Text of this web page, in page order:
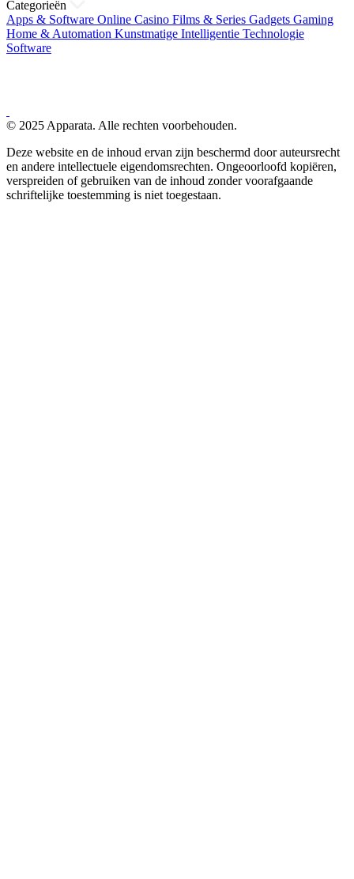
Categorieën
Apps & Software Online Casino Films & Series Gadgets Gaming
Home & Automation Kunstmatige Intelligentie Technologie
Software
© 2025 Apparata. Alle rechten voorbehouden.
Deze website en de inhoud ervan zijn beschermd door auteursrecht
en andere intellectuele eigendomsrechten. Ongeoorloofd kopiëren,
verspreiden of gebruiken van de inhoud zonder voorafgaande
schriftelijke toestemming is niet toegestaan.